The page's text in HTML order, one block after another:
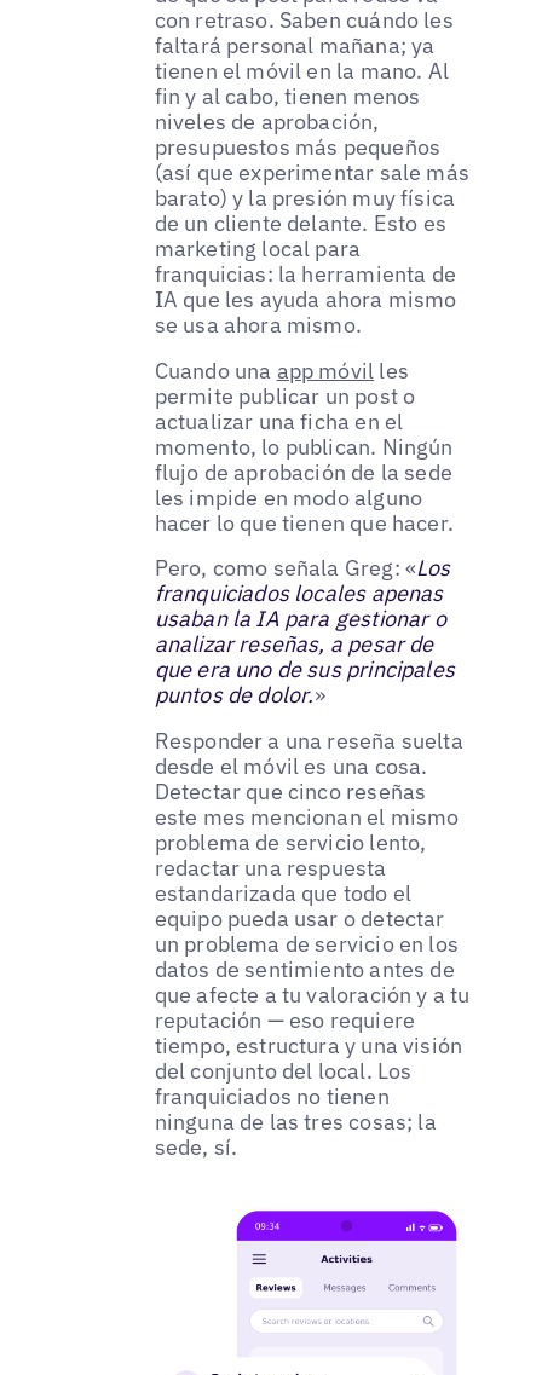
con retraso. Saben cuándo les
faltará personal mañana; ya
tienen el móvil en la mano. Al
fin y al cabo, tienen menos
niveles de aprobación,
presupuestos más pequeños
(así que experimentar sale más
barato) y la presión muy física
de un cliente delante. Esto es
marketing local para
franquicias: la herramienta de
IA que les ayuda ahora mismo
se usa ahora mismo.
Cuando una app móvil les
permite publicar un post o
actualizar una ficha en el
momento, lo publican. Ningún
flujo de aprobación de la sede
les impide en modo alguno
hacer lo que tienen que hacer.
Pero, como señala Greg: «Los
franquiciados locales apenas
usaban la IA para gestionar o
analizar reseñas, a pesar de
que era uno de sus principales
puntos de dolor.»
Responder a una reseña suelta
desde el móvil es una cosa.
Detectar que cinco reseñas
este mes mencionan el mismo
problema de servicio lento,
redactar una respuesta
estandarizada que todo el
equipo pueda usar o detectar
un problema de servicio en los
datos de sentimiento antes de
que afecte a tu valoración y a tu
reputación — eso requiere
tiempo, estructura y una visión
del conjunto del local. Los
franquiciados no tienen
ninguna de las tres cosas; la
sede, sí.